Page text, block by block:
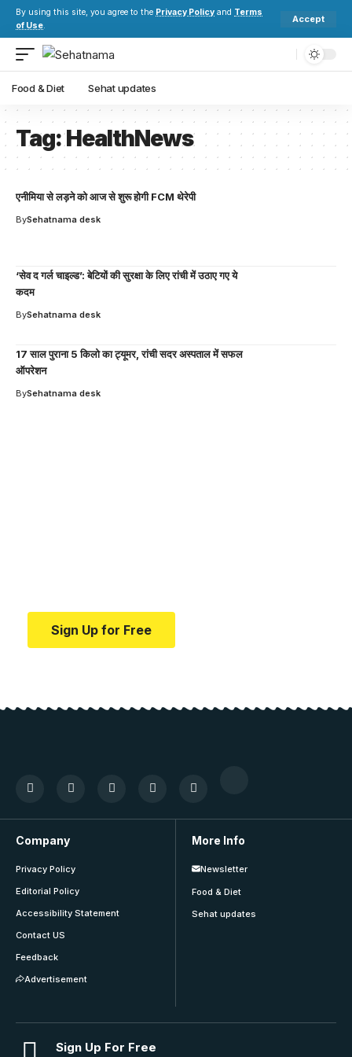
By using this site, you agree to the Privacy Policy and Terms
of Use.
Accept
Food & Diet Sehat updates
Tag:HealthNews
एनीमिया से लड़ने को आज से शुरू होगी FCM थेरेपी
BySehatnama desk
‘सेव द गर्ल चाइल्ड’: बेटियों की सुरक्षा के लिए रांची में उठाए गए ये
कदम
BySehatnama desk
17 साल पुराना 5 किलो का ट्यूमर, रांची सदर अस्पताल में सफल
ऑपरेशन
BySehatnama desk
Sign Up for Free
Company
Privacy Policy
Editorial Policy
Accessibility Statement
Contact US
Feedback
Advertisement
More Info
Newsletter
Food & Diet
Sehat updates
Sign Up For Free